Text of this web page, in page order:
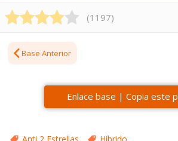
(1197)
Base Anterior
Enlace base | Copia este
Anti 2 Estrellas Híbrido